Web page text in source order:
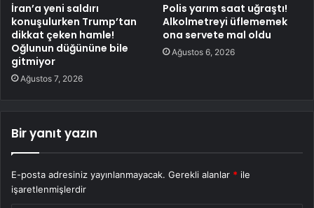
İran’a yeni saldırı
konuşulurken Trump’tan
dikkat çeken hamle!
Oğlunun düğününe bile
gitmiyor
Ağustos 7, 2026
Polis yarım saat uğraştı!
Alkolmetreyi üflememek
ona servete mal oldu
Ağustos 6, 2026
Bir yanıt yazın
E-posta adresiniz yayınlanmayacak. Gerekli alanlar * ile
işaretlenmişlerdir